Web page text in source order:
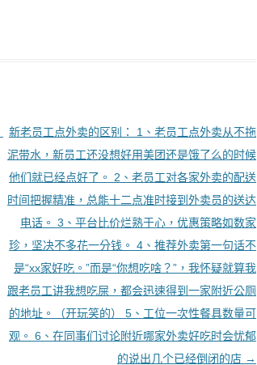
新老员工点外卖的区别： 1、老员工点外卖从不拖
泥带水，新员工还没想好用美团还是饿了么的时候
他们就已经点好了。 2、老员工对各家外卖的配送
时间把握精准，总能十二点准时接到外卖员的送达
电话。 3、平台比价烂熟于心，优惠策略如数家
珍，坚决不多花一分钱。 4、推荐外卖第一句话不
是“xx家好吃。”而是“你想吃啥？”，我怀疑就算我
跟老员工讲我想吃屎，都会迅速得到一家附近公厕
的地址。（开玩笑的） 5、工位一次性餐具数量可
观。 6、在同事们讨论附近哪家外卖好吃时会忧郁
的说出几个已经倒闭的店 →